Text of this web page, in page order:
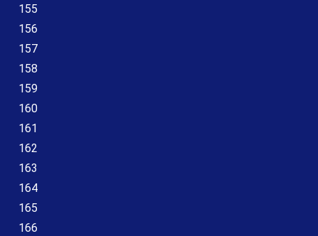
155
156
157
158
159
160
161
162
163
164
165
166